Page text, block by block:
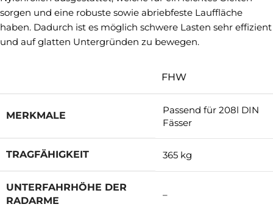
sorgen und eine robuste sowie abriebfeste Lauffläche
haben. Dadurch ist es möglich schwere Lasten sehr effizient
und auf glatten Untergründen zu bewegen.
FHW
MERKMALE
Passend für 208l DIN
Fässer
TRAGFÄHIGKEIT 365 kg
UNTERFAHRHÖHE DER
RADARME
–